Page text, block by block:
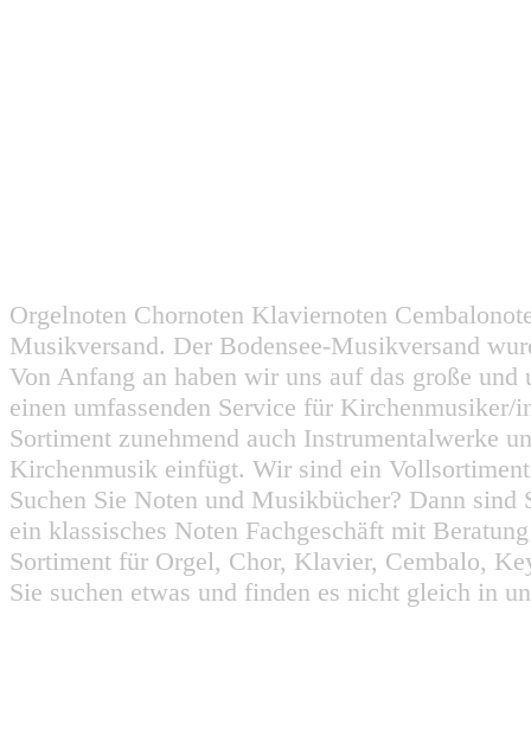
Orgelnoten Chornoten Klaviernoten
Musikversand. Der Bodensee-Musikversand
Von Anfang an haben wir uns auf das große
einen umfassenden Service für
Sortiment zunehmend auch Instrumentalwerke
Kirchenmusik einfügt. Wir sind ein
Suchen Sie Noten und Musikbücher? Dann
ein klassisches Noten Fachgeschäft mit
Sortiment für Orgel, Chor, Klavier, Cembalo,
Sie suchen etwas und finden es nicht gleich in